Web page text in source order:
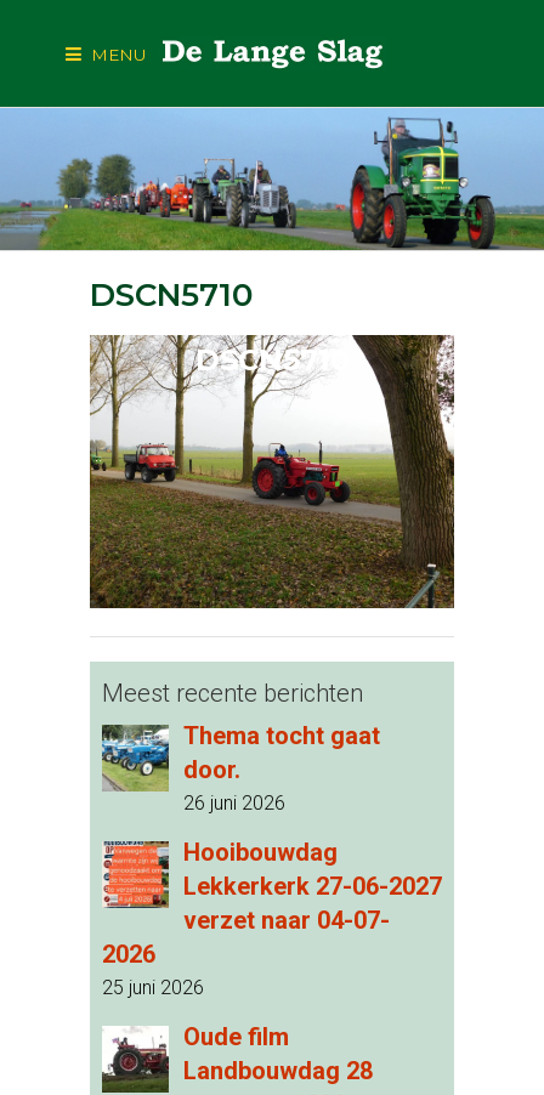
MENU
DSCN5710
DSCN5710
Meest recente berichten
Thema tocht gaat
door.
26 juni 2026
Hooibouwdag
Lekkerkerk 27-06-2027
verzet naar 04-07-
2026
25 juni 2026
Oude film
Landbouwdag 28